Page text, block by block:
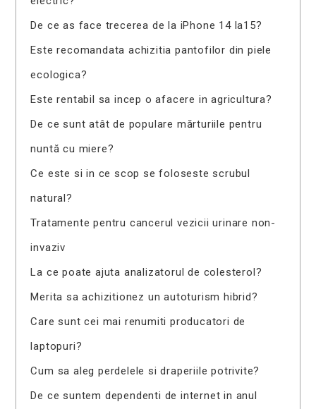
De ce as face trecerea de la iPhone 14 la15?
Este recomandata achizitia pantofilor din piele
ecologica?
Este rentabil sa incep o afacere in agricultura?
De ce sunt atât de populare mărturiile pentru
nuntă cu miere?
Ce este si in ce scop se foloseste scrubul
natural?
Tratamente pentru cancerul vezicii urinare non-
invaziv
La ce poate ajuta analizatorul de colesterol?
Merita sa achizitionez un autoturism hibrid?
Care sunt cei mai renumiti producatori de
laptopuri?
Cum sa aleg perdelele si draperiile potrivite?
De ce suntem dependenti de internet in anul